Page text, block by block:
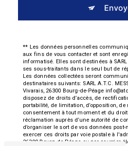
** Les données personnelles
aux fins de vous contacter et sont
informatisé. Elles sont destinées à SARL
ses sous-traitants dans le seul but de
Les données collectées seront
destinataires suivants: SARL A.T.C.
Vivarais, 26300 Bourg-de-Péage
disposez de droits d’accès, de
portabilité, de limitation, d’opposition, de
consentement à tout moment et du
réclamation auprès d’une autorité de
d’organiser le sort de vos données
exercer ces droits par voie postale à
26300 Bourg-de-Péage ou par courrier